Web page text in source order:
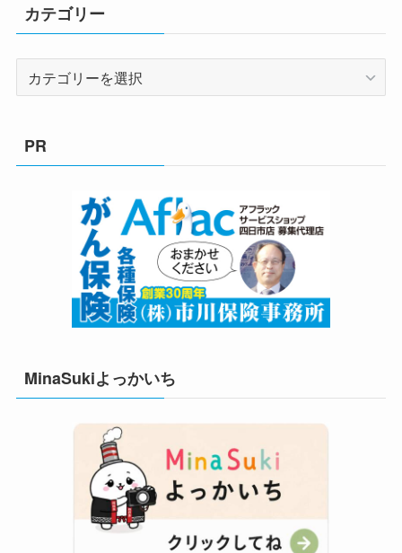
カテゴリー
テ
リ
ー
PR
MinaSukiよっかいち